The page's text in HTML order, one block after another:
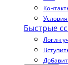
Быстрые
Логин